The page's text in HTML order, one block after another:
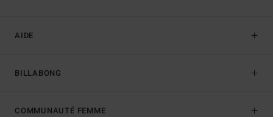
AIDE
BILLABONG
COMMUNAUTÉ FEMME